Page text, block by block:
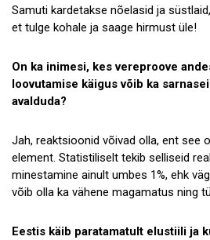
Samuti kardetakse nõelasid ja
et tulge kohale ja saage hirmust üle!
On ka inimesi, kes vereproove
loovutamise käigus võib ka
avalduda?
Jah, reaktsioonid võivad olla, ent see
element. Statistiliselt tekib selliseid
minestamine ainult umbes 1%, ehk
võib olla ka vähene magamatus ning
Eestis käib paratamatult elustiili ja